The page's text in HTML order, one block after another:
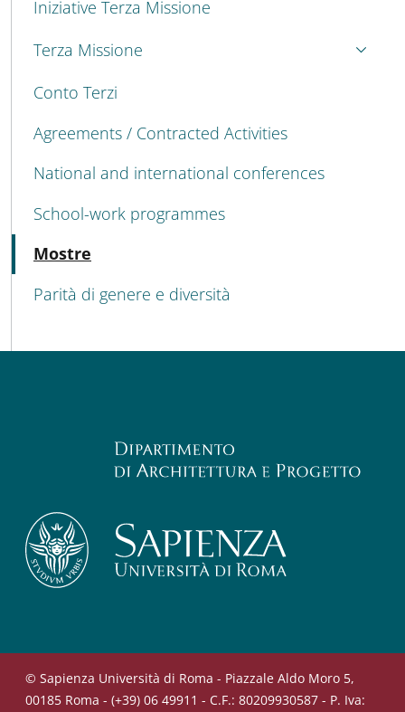
Iniziative Terza Missione
Terza Missione
Conto Terzi
Agreements / Contracted Activities
National and international conferences
School-work programmes
Mostre
Parità di genere e diversità
© Sapienza Università di Roma - Piazzale Aldo Moro 5,
00185 Roma - (+39) 06 49911 - C.F.: 80209930587 - P. Iva: